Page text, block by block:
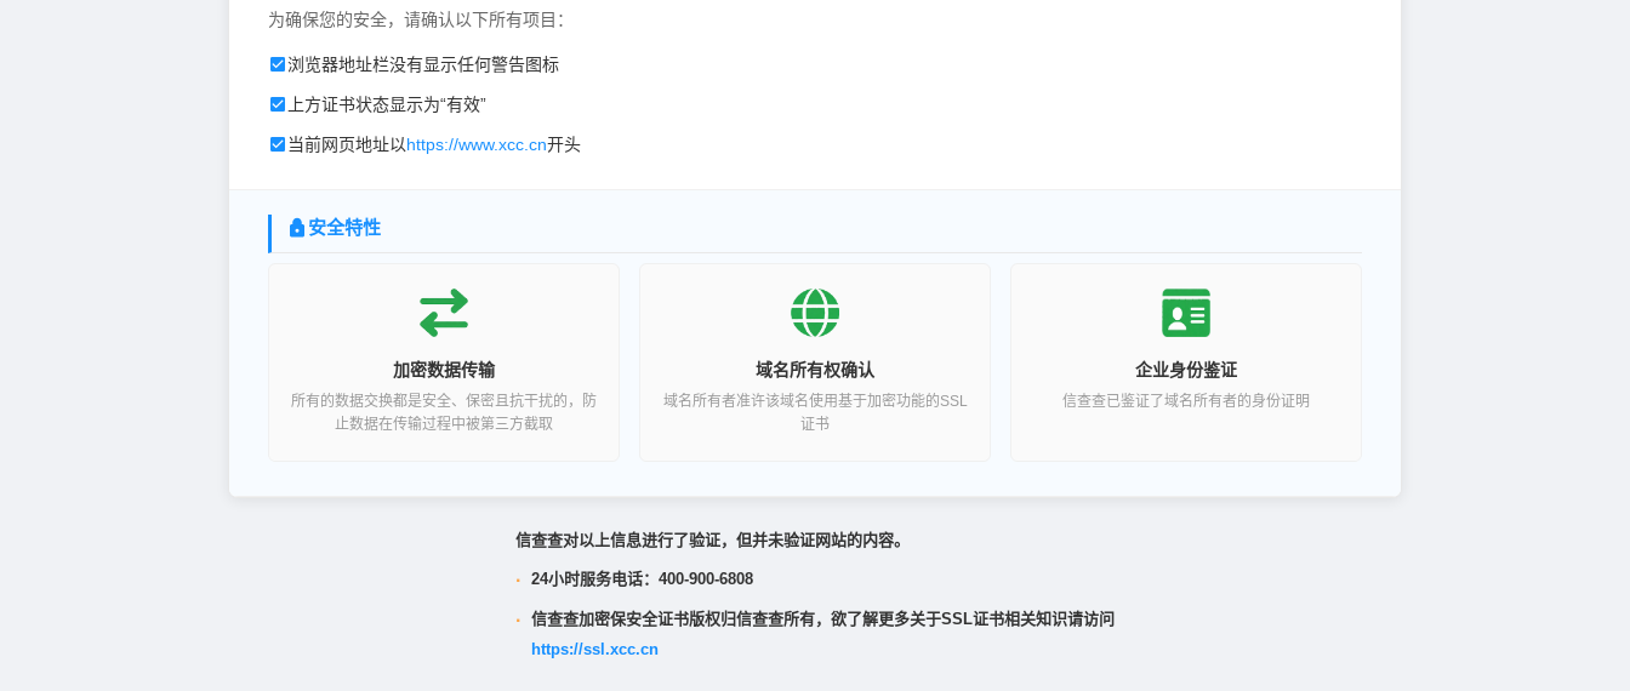
为确保您的安全，请确认以下所有项目：
浏览器地址栏没有显示任何警告图标
上方证书状态显示为“有效”
当前网页地址以https://www.xcc.cn开头
安全特性
加密数据传输
所有的数据交换都是安全、保密且抗干扰的，防
止数据在传输过程中被第三方截取
域名所有权确认
域名所有者准许该域名使用基于加密功能的SSL
证书
企业身份鉴证
信查查已鉴证了域名所有者的身份证明
信查查对以上信息进行了验证，但并未验证网站的内容。
· 24小时服务电话：400-900-6808
· 信查查加密保安全证书版权归信查查所有，欲了解更多关于SSL证书相关知识请访问
https://ssl.xcc.cn